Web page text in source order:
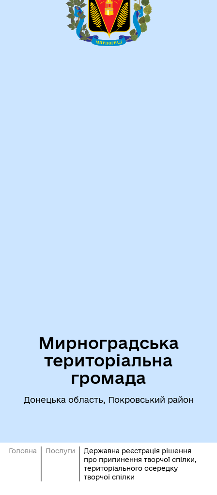
Мирноградська
територіальна
громада
Донецька область, Покровський район
Головна Послуги
Державна реєстрація рішення
про припинення творчої спілки,
територіального осередку
творчої спілки